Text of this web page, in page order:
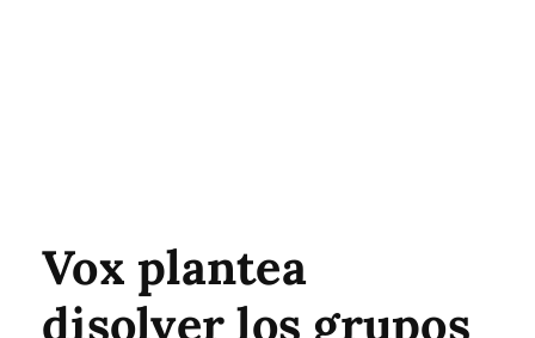
Vox plantea
disolver los grupos